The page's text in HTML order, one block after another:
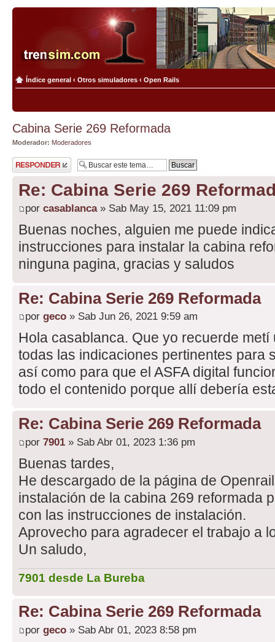
Índice general ‹ Otros simuladores ‹ Open Rails
Cabina Serie 269 Reformada
Moderador: Moderadores
Publicar una
respuesta
Re: Cabina Serie 269
por casablanca» Sab May 15, 2021 11:09 pm
Buenas noches, alguien me puede
instrucciones para instalar la cabina
ninguna pagina, gracias y saludos
Re: Cabina Serie 269 Reformada
por geco » Sab Jun 26, 2021 9:59 am
Hola casablanca. Que yo recuerde
todas las indicaciones pertinentes para
así como para que el ASFA digital
todo el contenido porque allí debería
Re: Cabina Serie 269 Reformada
por 7901 » Sab Abr 01, 2023 1:36 pm
Buenas tardes,
He descargado de la página de
instalación de la cabina 269 reformada
con las instrucciones de instalación.
Aprovecho para agradecer el trabajo a
Un saludo,
7901 desde La Bureba
Re: Cabina Serie 269 Reformada
por geco » Sab Abr 01, 2023 8:58 pm